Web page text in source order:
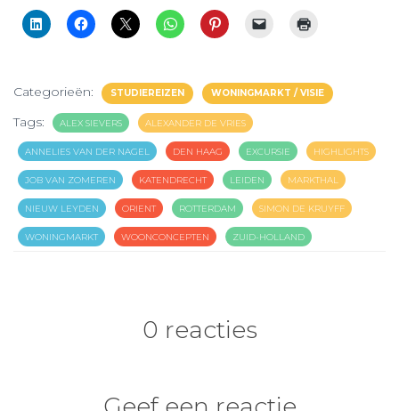
Categorieën: STUDIEREIZEN WONINGMARKT / VISIE
Tags: ALEX SIEVERS ALEXANDER DE VRIES
ANNELIES VAN DER NAGEL DEN HAAG EXCURSIE HIGHLIGHTS
JOB VAN ZOMEREN KATENDRECHT LEIDEN MARKTHAL
NIEUW LEYDEN ORIENT ROTTERDAM SIMON DE KRUYFF
WONINGMARKT WOONCONCEPTEN ZUID-HOLLAND
0 reacties